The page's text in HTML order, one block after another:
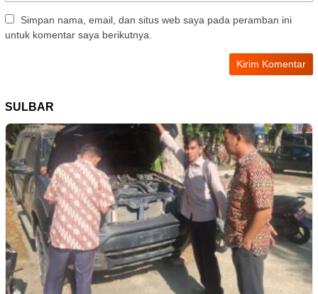
Simpan nama, email, dan situs web saya pada peramban ini
untuk komentar saya berikutnya.
SULBAR